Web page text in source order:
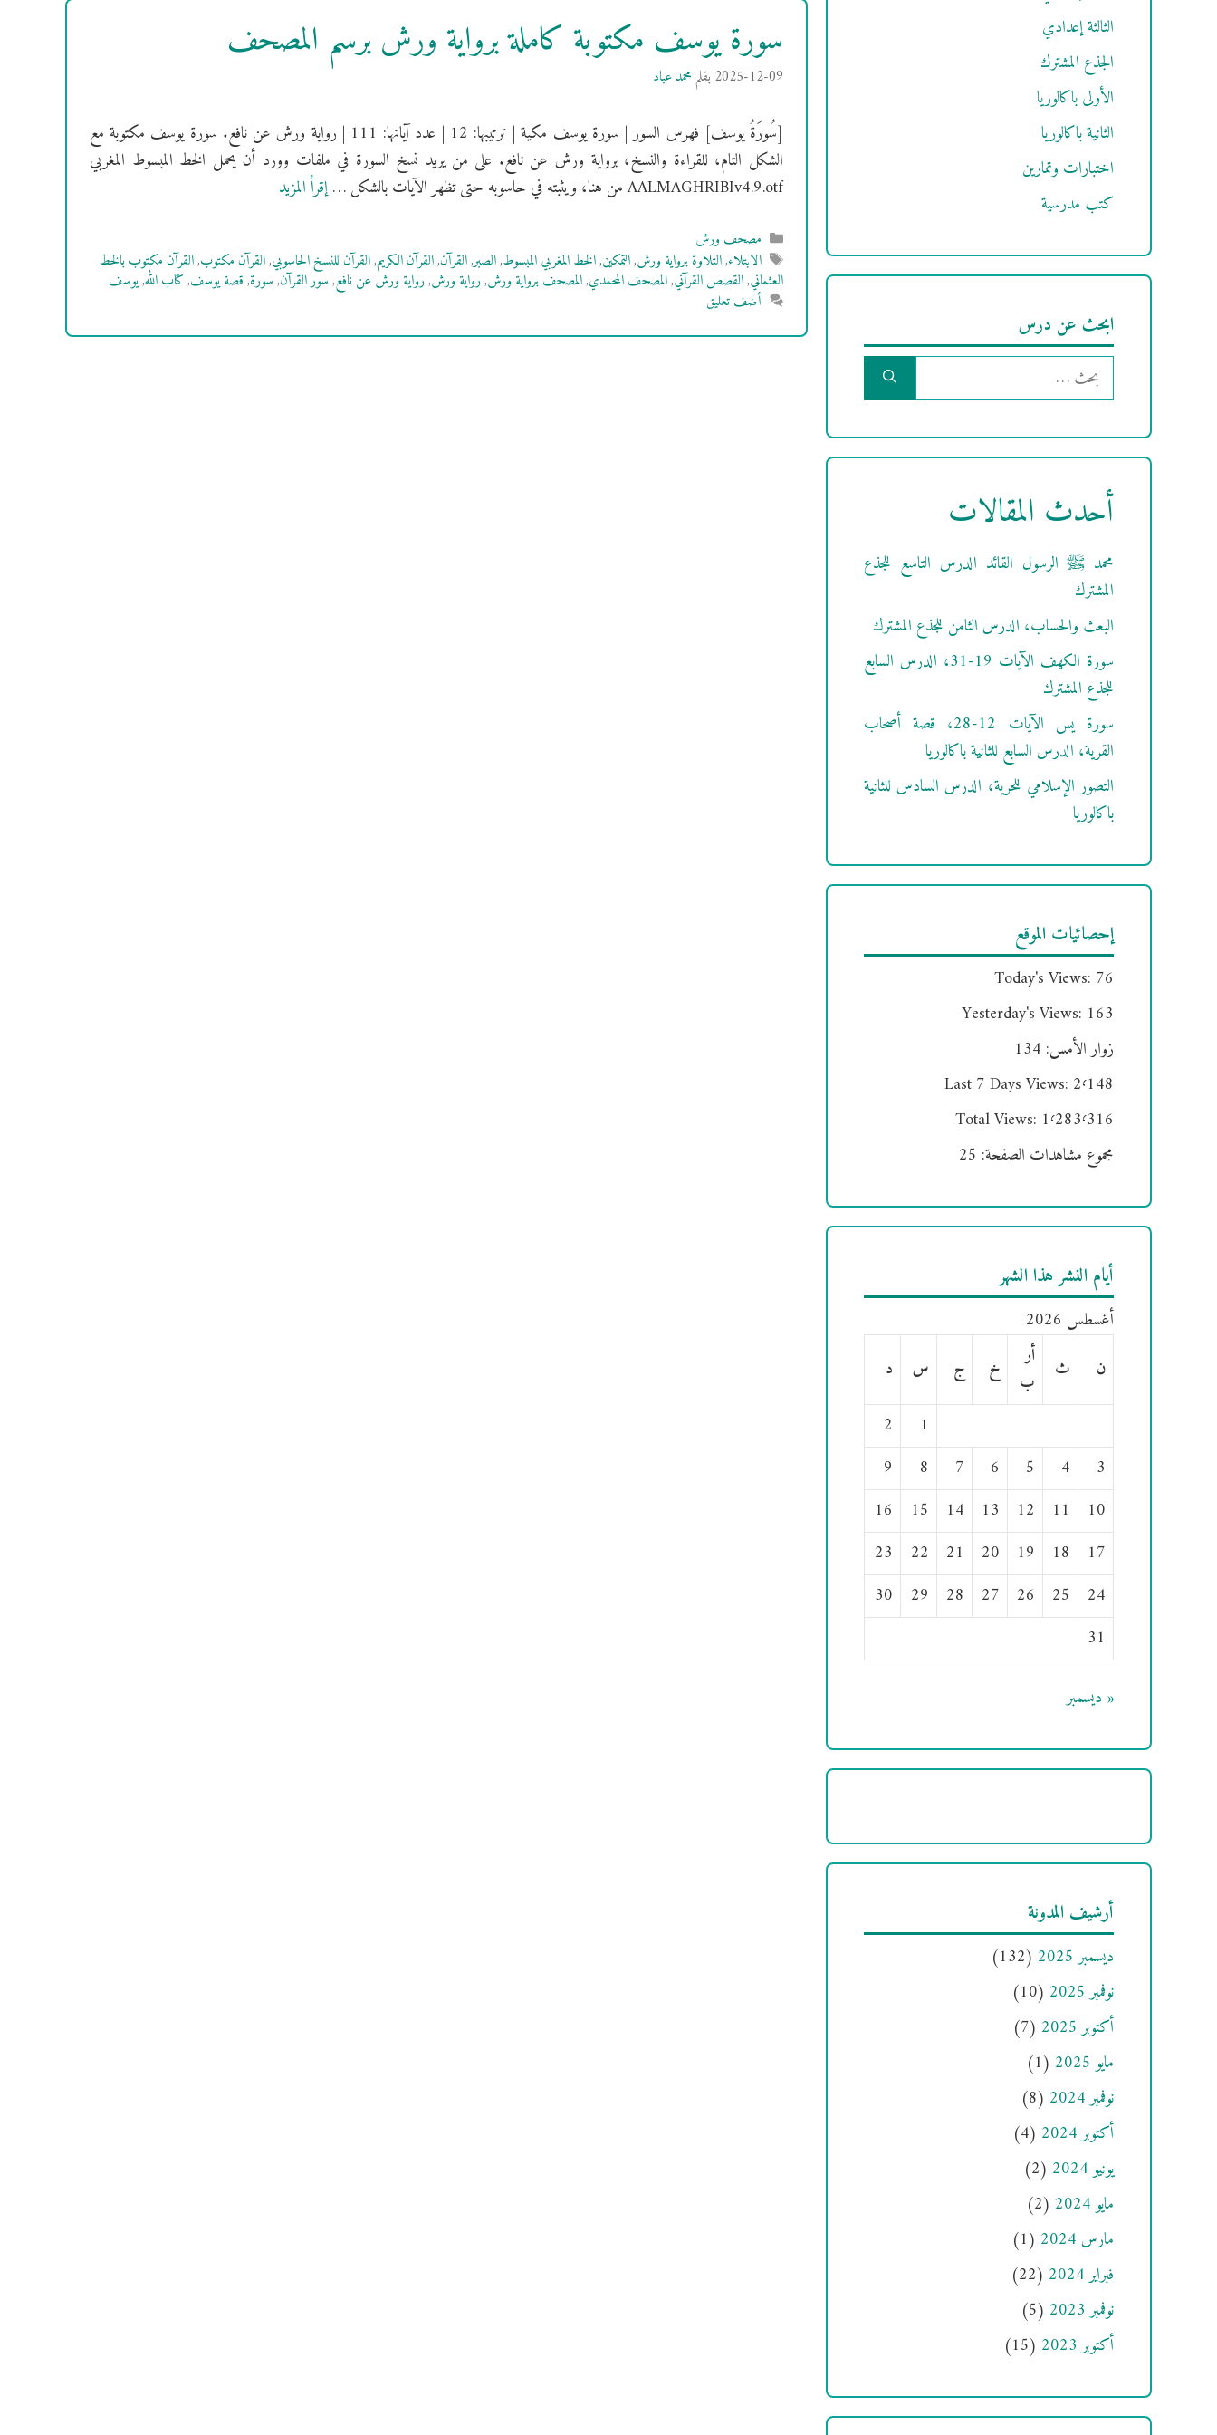
سورة يوسف مكتوبة كاملة برواية ورش برسم المصحف
2025-12-09 بقلممحمد عباد
[سُورَةُ يوسف] فهرس السور | سورة يوسف مكية | ترتيبها: 12 | عدد آياتها: 111 | رواية ورش عن نافع. سورة يوسف مكتوبة مع
الشكل التام، للقراءة والنسخ، برواية ورش عن نافع. على من يريد نسخ السورة في ملفات وورد أن يحمل الخط المبسوط المغربي
AALMAGHRIBIv4.9.otf من هنا، ويثبته في حاسوبه حتى تظهر الآيات بالشكل …
إقرأ المزيد
التصنيفات
مصحف ورش
الوسوم
الابتلاء,التلاوة برواية ورش,التمكين,الخط المغربي المبسوط,الصبر,القرآن,القرآن الكريم,القرآن للنسخ الحاسوبي,القرآن مكتوب,القرآن مكتوب بالخط
العثماني,القصص القرآني,المصحف المحمدي,المصحف برواية ورش,رواية ورش,رواية ورش عن نافع,سور القرآن,سورة,قصة يوسف,كتاب الله,يوسف
أضف تعليق
الثالثة إعدادي
الجذع المشترك
الأولى باكالوريا
الثانية باكالوريا
اختبارات وتمارين
كتب مدرسية
ابحث عن درس
البحث
عن:
أحدث المقالات
محمد ﷺ الرسول القائد الدرس التاسع للجذع
المشترك
البعث والحساب، الدرس الثامن للجذع المشترك
سورة الكهف الآيات 19-31، الدرس السابع
للجذع المشترك
سورة يس الآيات 12-28، قصة أصحاب
القرية، الدرس السابع للثانية باكالوريا
التصور الإسلامي للحرية، الدرس السادس للثانية
باكالوريا
إحصائيات الموقع
Today's Views: 76
Yesterday's Views: 163
زوار الأمس: 134
Last 7 Days Views: 2٬148
Total Views: 1٬283٬316
مجموع مشاهدات الصفحة: 25
أيام النشر هذا الشهر
أغسطس 2026
ن
ث
أر
ب
خ ج س
د
1
2
3
4
5
6
7
8
9
10
11
12
13
14
15
16
17
18
19
20
21
22
23
24
25
26
27
28
29
30
31
« ديسمبر
أرشيف المدونة
ديسمبر 2025
(132)
نوفمبر 2025
(10)
أكتوبر 2025
(7)
مايو 2025
(1)
نوفمبر 2024
(8)
أكتوبر 2024
(4)
يونيو 2024
(2)
مايو 2024
(2)
مارس 2024
(1)
فبراير 2024
(22)
نوفمبر 2023
(5)
أكتوبر 2023
(15)